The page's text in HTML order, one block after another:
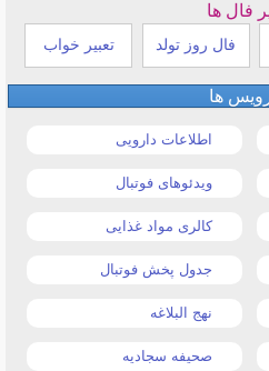
فال ها
فال روز تولد تعبیر خواب
ها
اطلاعات دارویی
ویدئوهای فوتبال
کالری مواد غذایی
جدول پخش فوتبال
نهج البلاغه
صحیفه سجادیه